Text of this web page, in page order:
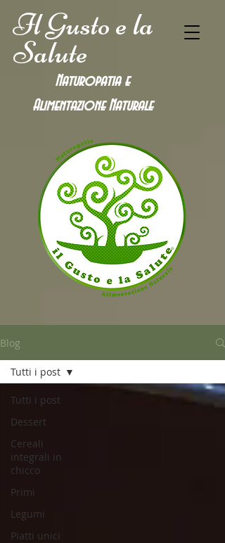
Il Gusto e la
Salute
Naturopatia e
Alimentazione Naturale
Blog
Tutti i post
Dessert
Cereali
integrali in
chicco
Primi
Legumi
Piatti unici
Tutti i post